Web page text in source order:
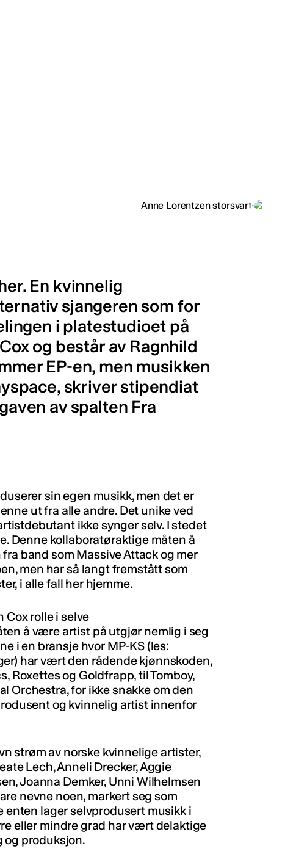
En kvinnelig
sjangeren som for
i platestudioet på
og består av Ragnhild
EP-en, men musikken
skriver stipendiat
av spalten Fra
sin egen musikk, men det er
ut fra alle andre. Det unike ved
ikke synger selv. I stedet
Denne kollaboratøraktige måten å
band som Massive Attack og mer
men har så langt fremstått som
i alle fall her hjemme.
Cox rolle i selve
å være artist på utgjør nemlig i seg
i en bransje hvor MP-KS (les:
har vært den rådende kjønnskoden,
Roxettes og Goldfrapp, til Tomboy,
Orchestra, for ikke snakke om den
og kvinnelig artist innenfor
strøm av norske kvinnelige artister,
Lech, Anneli Drecker, Aggie
Joanna Demker, Unni Wilhelmsen
nevne noen, markert seg som
enten lager selvprodusert musikk i
eller mindre grad har vært delaktige
og produksjon.